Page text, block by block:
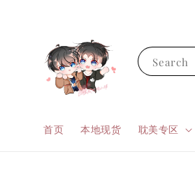
Search
首页 本地现货 耽美专区